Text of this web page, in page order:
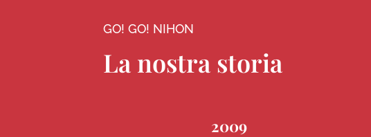
GO! GO! NIHON
La nostra storia
2009